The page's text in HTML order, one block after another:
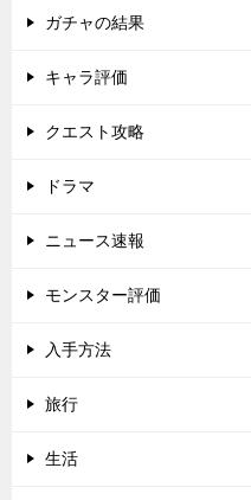
ガチャの結果
キャラ評価
クエスト攻略
ドラマ
ニュース速報
モンスター評価
入手方法
旅行
生活